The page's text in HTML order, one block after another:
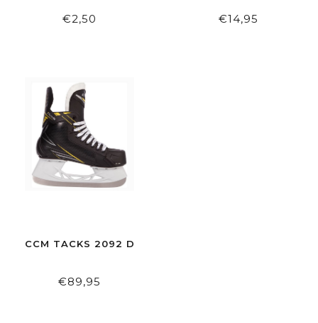
€2,50 €14,95
CCM TACKS 2092 D
€89,95